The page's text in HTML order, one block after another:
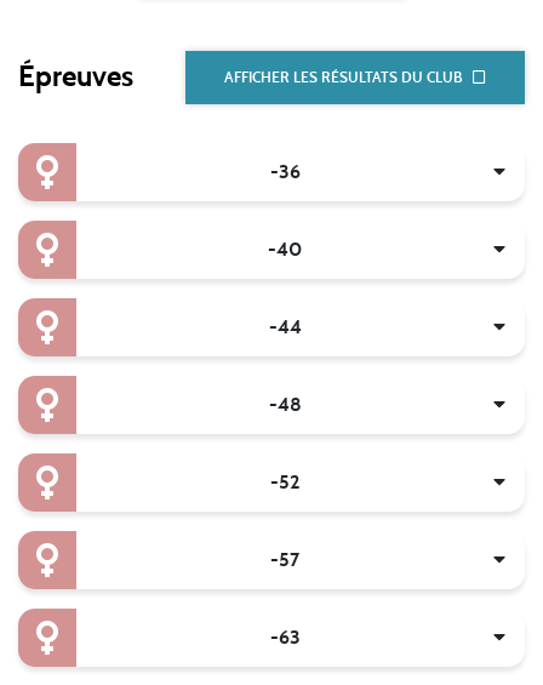
Épreuves AFFICHER LES RÉSULTATS DU CLUB
-36
-40
-44
-48
-52
-57
-63